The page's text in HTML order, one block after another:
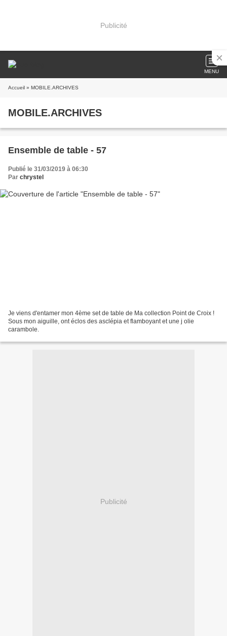
Publicité
MENU
Accueil » MOBILE.ARCHIVES
MOBILE.ARCHIVES
Ensemble de table - 57
Publié le 31/03/2019 à 06:30
Par chrystel
Je viens d'entamer mon 4ème set de table de Ma collection Point de Croix !
Sous mon aiguille, ont éclos des asclépia et flamboyant et une j olie
carambole.
Publicité